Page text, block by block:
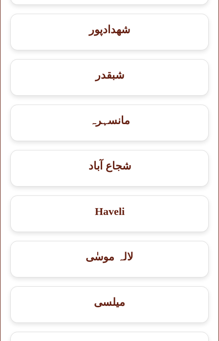
شهدادپور
شبقدر
مانسہرہ
شجاع آباد
Haveli
لالہ موسٰی
میلسی